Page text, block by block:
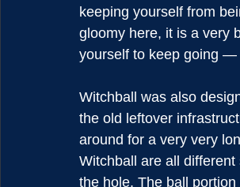
keeping yourself from
gloomy here, it is a very
yourself to keep going —
Witchball was also
the old leftover
around for a very very
Witchball are all
the hole. The ball